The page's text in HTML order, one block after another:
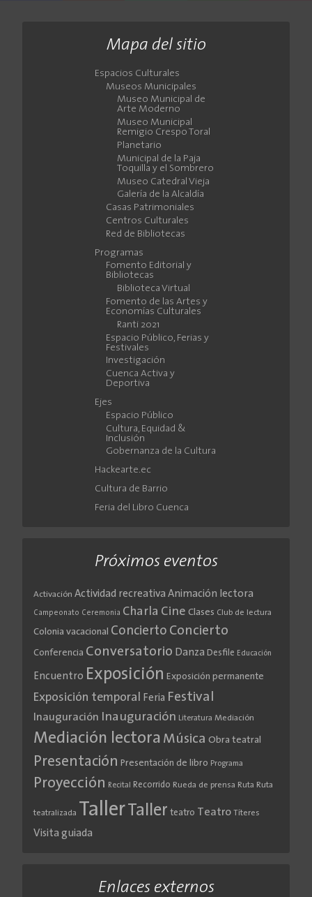
Mapa del sitio
Espacios Culturales
Museos Municipales
Museo Municipal de
Arte Moderno
Museo Municipal
Remigio Crespo Toral
Planetario
Municipal de la Paja
Toquilla y el Sombrero
Museo Catedral Vieja
Galería de la Alcaldía
Casas Patrimoniales
Centros Culturales
Red de Bibliotecas
Programas
Fomento Editorial y
Bibliotecas
Biblioteca Virtual
Fomento de las Artes y
Economías Culturales
Ranti 2021
Espacio Público, Ferias y
Festivales
Investigación
Cuenca Activa y
Deportiva
Ejes
Espacio Público
Cultura, Equidad &
Inclusión
Gobernanza de la Cultura
Hackearte.ec
Cultura de Barrio
Feria del Libro Cuenca
Próximos eventos
Activación Actividad recreativa Animación lectora
Campeonato Ceremonia Charla Cine Clases Club de lectura
Colonia vacacional Concierto Concierto
Conferencia Conversatorio Danza Desfile Educación
Encuentro Exposición Exposición permanente
Exposición temporal Feria Festival
Inauguración Inauguración Literatura Mediación
Mediación lectora Música Obra teatral
Presentación Presentación de libro Programa
Proyección Recital Recorrido Rueda de prensa Ruta Ruta
teatralizada Taller Taller teatro Teatro Títeres
Visita guiada
Enlaces externos